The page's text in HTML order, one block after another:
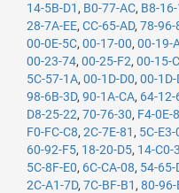
14-5B-D1 , B0-77-AC, B8-
28-7A-EE, CC-65-AD, 78-96-
00-0E-5C, 00-17-00, 00-19-
00-23-74, 00-25-F2, 00-15-
5C-57-1A, 00-1D-D0, 00-1D-
98-6B-3D, 90-1A-CA, 64-12-
D8-25-22, 70-76-30, F4-0E-
F0-FC-C8, 2C-7E-81 , 5C-E3-
60-92-F5, 18-20-D5, 14-C0-
5C-8F-E0, 6C-CA-08, 54-65-
2C-A1-7D, 7C-BF-B1 , 80-96-